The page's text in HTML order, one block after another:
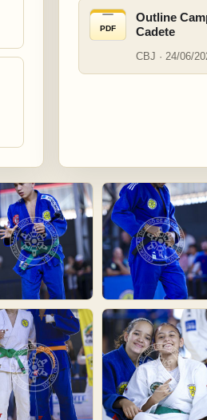
PDF
Outline
Cadete
CBJ · 24/06/